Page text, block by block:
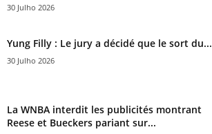
30 Julho 2026
Yung Filly : Le jury a décidé que le sort du...
30 Julho 2026
La WNBA interdit les publicités montrant
Reese et Bueckers pariant sur...